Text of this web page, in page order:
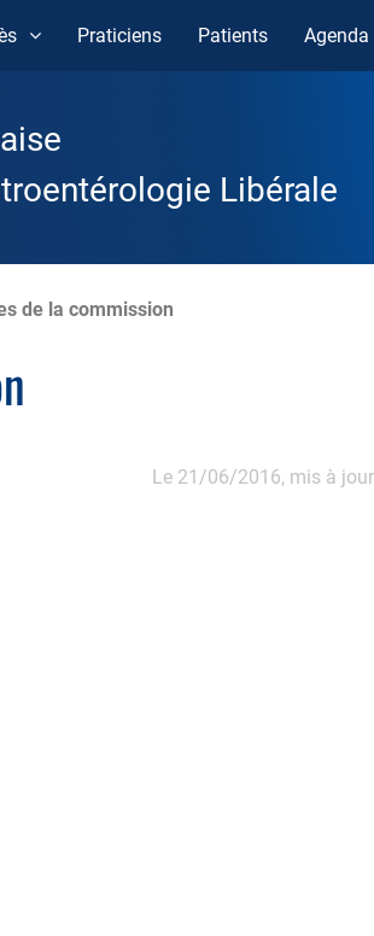
Praticiens Patients Agenda
Libérale
de la commission
Le 21/06/2016, mis à